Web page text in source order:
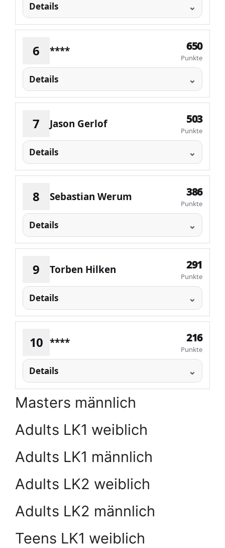
Details
6 **** 650
Punkte
Details
7 Jason Gerlof 503
Punkte
Details
8 Sebastian Werum 386
Punkte
Details
9 Torben Hilken 291
Punkte
Details
10 **** 216
Punkte
Details
Masters männlich
Adults LK1 weiblich
Adults LK1 männlich
Adults LK2 weiblich
Adults LK2 männlich
Teens LK1 weiblich